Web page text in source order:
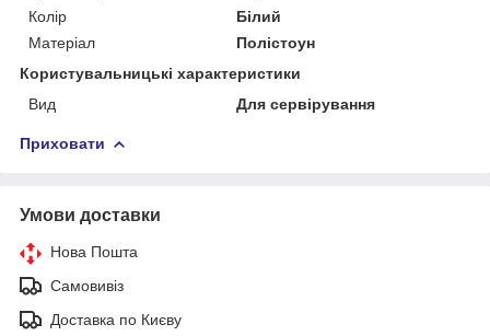
Колір
Білий
Матеріал
Полістоун
Користувальницькі характеристики
Вид
Для сервірування
Приховати
Умови доставки
Нова Пошта
Самовивіз
Доставка по Києву